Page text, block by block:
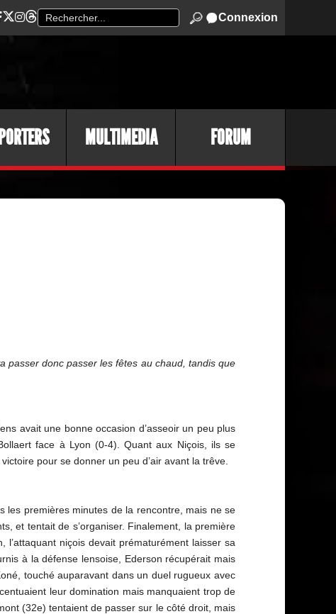
Connexion
MULTIMEDIA FORUM
passer donc passer les fêtes au chaud, tandis que
avait une bonne occasion d’asseoir un peu plus
face à Lyon (0-4). Quant aux Niçois, ils se
pour se donner un peu d’air avant la trêve.
les premières minutes de la rencontre, mais ne se
et tentait de s’organiser. Finalement, la première
niçois devait prématurément laisser sa
à la défense lensoise, Ederson récupérait mais
touché auparavant dans un duel rugueux avec
leur domination mais manquaient trop de
(32e) tentaient de passer sur le côté droit, mais